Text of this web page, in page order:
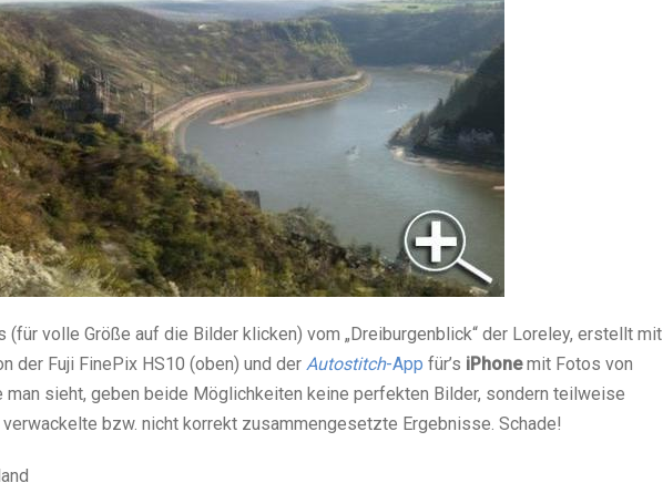
(für volle Größe auf die Bilder klicken) vom „Dreiburgenblick“ der Loreley, erstellt mit
der Fuji FinePix HS10 (oben) und der Autostitch-App für’s iPhonemit Fotos von
man sieht, geben beide Möglichkeiten keine perfekten Bilder, sondern teilweise
bzw. nicht korrekt zusammengesetzte Ergebnisse. Schade!